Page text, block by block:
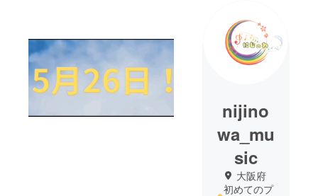
nijino
wa_mu
sic
大阪府
初めてのプ